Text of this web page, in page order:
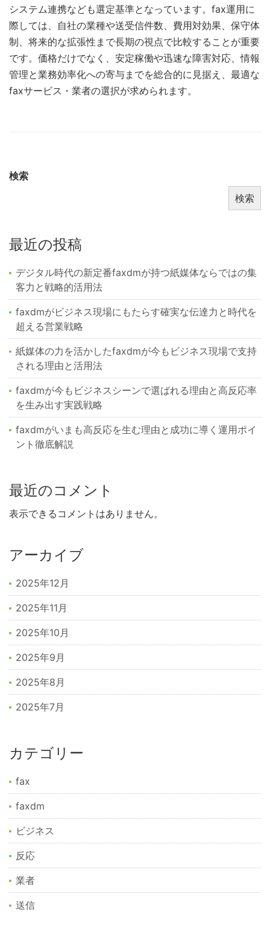
システム連携なども選定基準となっています。fax運用に
際しては、自社の業種や送受信件数、費用対効果、保守体
制、将来的な拡張性まで長期の視点で比較することが重要
です。価格だけでなく、安定稼働や迅速な障害対応、情報
管理と業務効率化への寄与までを総合的に見据え、最適な
faxサービス・業者の選択が求められます。
検索
検索
最近の投稿
デジタル時代の新定番faxdmが持つ紙媒体ならではの集
客力と戦略的活用法
faxdmがビジネス現場にもたらす確実な伝達力と時代を
超える営業戦略
紙媒体の力を活かしたfaxdmが今もビジネス現場で支持
される理由と活用法
faxdmが今もビジネスシーンで選ばれる理由と高反応率
を生み出す実践戦略
faxdmがいまも高反応を生む理由と成功に導く運用ポイ
ント徹底解説
最近のコメント
表示できるコメントはありません。
アーカイブ
2025年12月
2025年11月
2025年10月
2025年9月
2025年8月
2025年7月
カテゴリー
fax
faxdm
ビジネス
反応
業者
送信